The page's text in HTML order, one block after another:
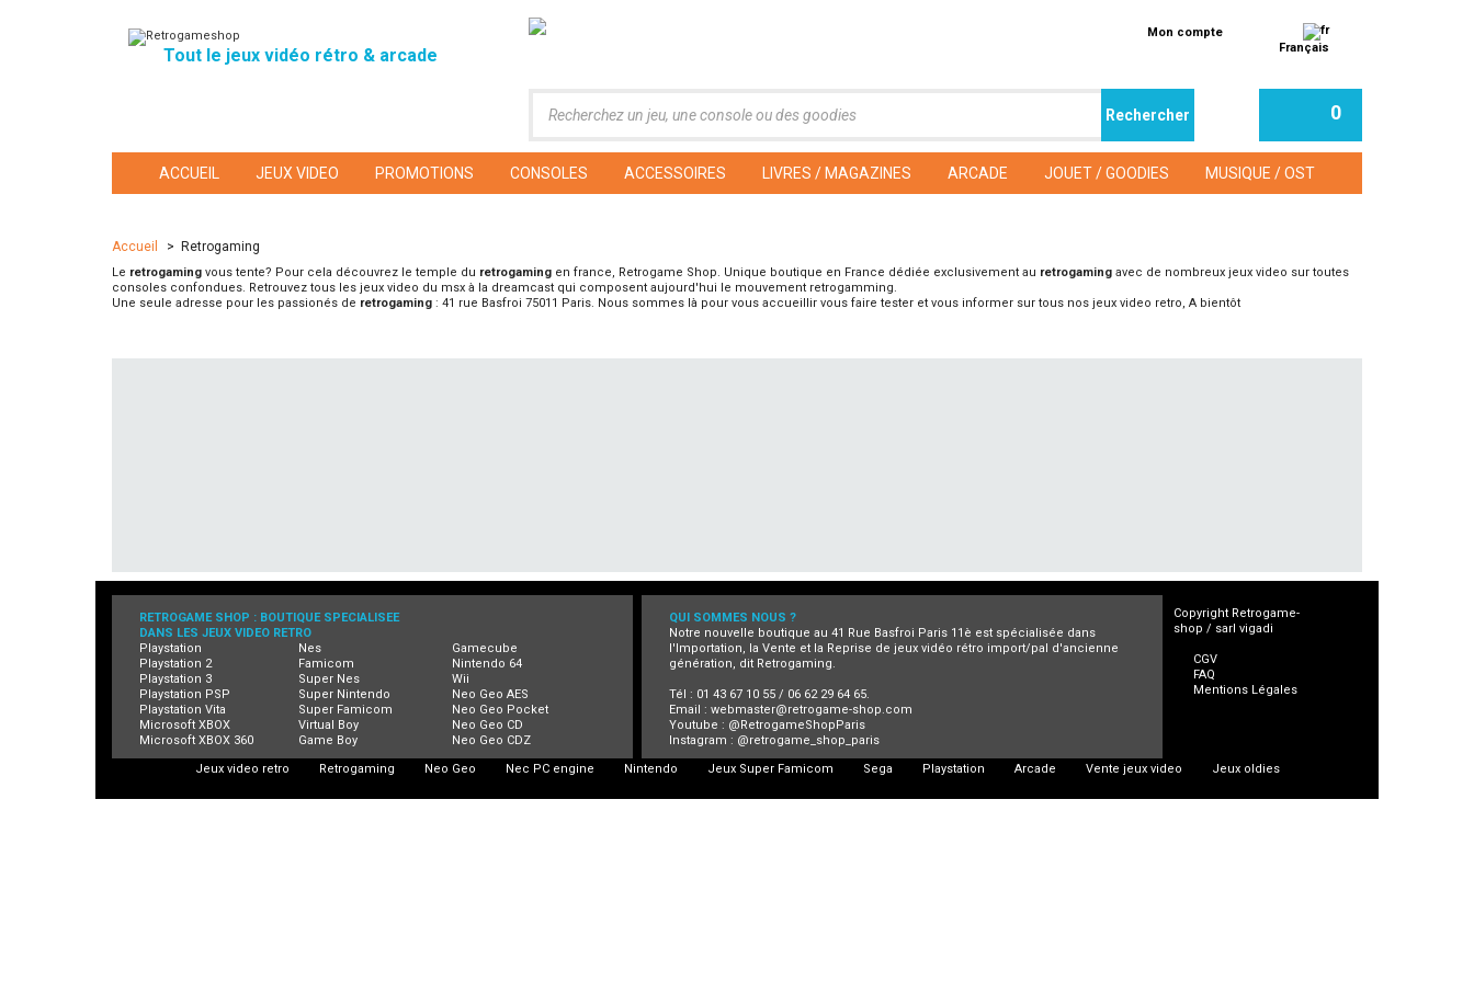
Tout le jeux vidéo rétro & arcade
Mon compte
Français
0
ACCUEIL JEUX VIDEO PROMOTIONS CONSOLES ACCESSOIRES LIVRES / MAGAZINES ARCADE JOUET / GOODIES MUSIQUE / OST
Accueil > Retrogaming
Le retrogaming vous tente? Pour cela découvrez le temple du retrogaming en france, Retrogame Shop. Unique boutique en France dédiée exclusivement au retrogaming avec de nombreux jeux video sur toutes
consoles confondues. Retrouvez tous les jeux video du msx à la dreamcast qui composent aujourd'hui le mouvement retrogamming.
Une seule adresse pour les passionés de retrogaming : 41 rue Basfroi 75011 Paris. Nous sommes là pour vous accueillir vous faire tester et vous informer sur tous nos jeux video retro, A bientôt
RETROGAME SHOP : BOUTIQUE SPECIALISEE
DANS LES JEUX VIDEO RETRO
Playstation
Playstation 2
Playstation 3
Playstation PSP
Playstation Vita
Microsoft XBOX
Microsoft XBOX 360
Nes
Famicom
Super Nes
Super Nintendo
Super Famicom
Virtual Boy
Game Boy
Gamecube
Nintendo 64
Wii
Neo Geo AES
Neo Geo Pocket
Neo Geo CD
Neo Geo CDZ
QUI SOMMES NOUS ?
Notre nouvelle boutique au 41 Rue Basfroi Paris 11è est spécialisée dans
l'Importation, la Vente et la Reprise de jeux vidéo rétro import/pal d'ancienne
génération, dit Retrogaming.
Tél : 01 43 67 10 55 / 06 62 29 64 65.
Email : webmaster@retrogame-shop.com
Youtube : @RetrogameShopParis
Instagram : @retrogame_shop_paris
Copyright Retrogame-
shop / sarl vigadi
CGV
FAQ
Mentions Légales
Jeux video retro Retrogaming Neo Geo Nec PC engine Nintendo Jeux Super Famicom Sega Playstation Arcade Vente jeux video Jeux oldies